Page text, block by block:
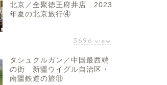
北京／全聚徳王府井店 2023
年夏の北京旅行④
3696 view
タシュクルガン／中国最西端
の街 新疆ウイグル自治区・
南疆鉄道の旅⑪